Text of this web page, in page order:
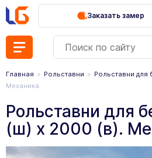
Заказать замер
Главная Рольставни Рольставни для
Механика
Рольставни для
(ш) х 2000 (в).